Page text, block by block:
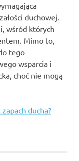
duchowej.
wśród których
Mimo to,
tego
wsparcia i
choć nie mogą
ducha?